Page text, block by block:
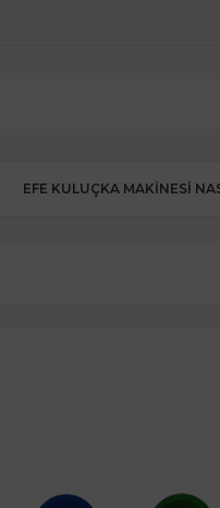
EFE KULUÇKA MAKINESI